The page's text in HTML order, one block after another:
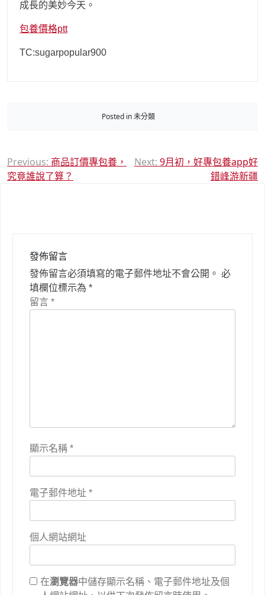
成長的美妙今天。
包養價格ptt
TC:sugarpopular900
Posted in 未分類
文
章
Previous: 商品訂價專包養，
究竟誰說了算？
Next: 9月初，好專包養app好
錯峰游新疆
發佈留言
發佈留言必須填寫的電子郵件地址不會公開。 必
填欄位標示為 *
留言 *
顯示名稱 *
電子郵件地址 *
個人網站網址
在瀏覽器中儲存顯示名稱、電子郵件地址及個